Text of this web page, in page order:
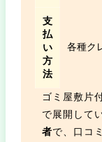
支
払
い
方
法
各種ク
ゴミ屋敷片
で展開して
者で、口コ